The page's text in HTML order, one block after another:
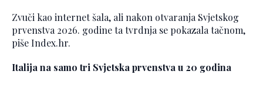
Zvuči kao internet šala, ali nakon otvaranja Svjetskog
prvenstva 2026. godine ta tvrdnja se pokazala tačnom,
piše Index.hr.
Italija na samo tri Svjetska prvenstva u 20 godina